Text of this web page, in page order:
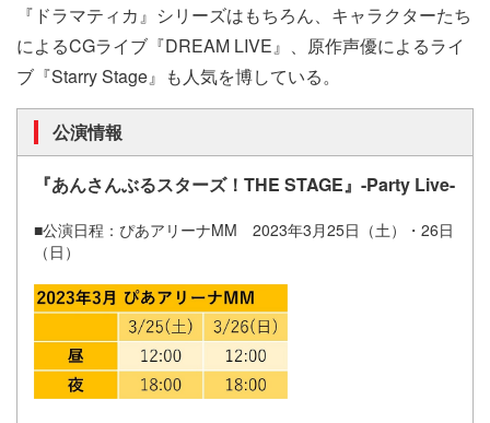
『ドラマティカ』シリーズはもちろん、キャラクターたち
によるCGライブ『DREAM LIVE』、原作声優によるライ
ブ『Starry Stage』も人気を博している。
公演情報
『あんさんぶるスターズ！THE STAGE』-Party Live-
■公演日程：ぴあアリーナMM 2023年3月25日（土）・26日
（日）